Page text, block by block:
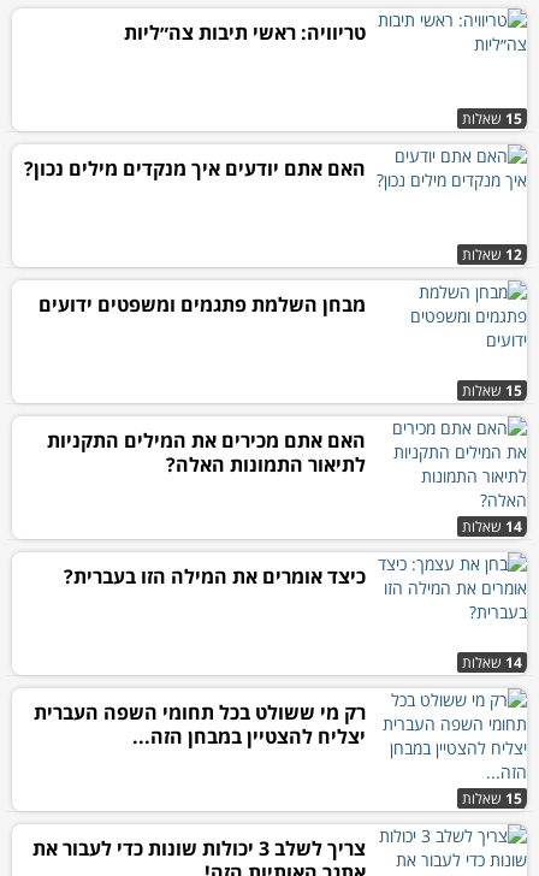
15 שאלות
טריוויה: ראשי תיבות צה״ליות
12 שאלות
האם אתם יודעים איך מנקדים מילים נכון?
15 שאלות
מבחן השלמת פתגמים ומשפטים ידועים
14 שאלות
האם אתם מכירים את המילים התקניות
לתיאור התמונות האלה?
14 שאלות
כיצד אומרים את המילה הזו בעברית?
15 שאלות
רק מי ששולט בכל תחומי השפה העברית
יצליח להצטיין במבחן הזה...
צריך לשלב 3 יכולות שונות כדי לעבור את